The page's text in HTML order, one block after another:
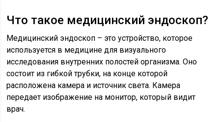
Что такое медицинский эндоскоп?
Медицинский эндоскоп – это устройство, которое
используется в медицине для визуального
исследования внутренних полостей организма. Оно
состоит из гибкой трубки, на конце которой
расположена камера и источник света. Камера
передает изображение на монитор, который видит
врач.